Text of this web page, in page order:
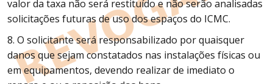
valor da taxa não será restituído e não serão analisadas
solicitações futuras de uso dos espaços do ICMC.
8. O solicitante será responsabilizado por quaisquer
danos que sejam constatados nas instalações físicas ou
em equipamentos, devendo realizar de imediato o